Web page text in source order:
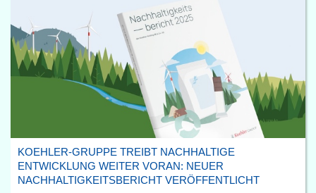
KOEHLER-GRUPPE TREIBT NACHHALTIGE
ENTWICKLUNG WEITER VORAN: NEUER
NACHHALTIGKEITSBERICHT VERÖFFENTLICHT